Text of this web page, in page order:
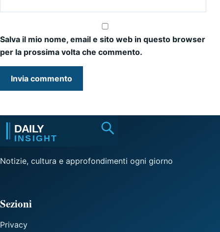
Salva il mio nome, email e sito web in questo browser
per la prossima volta che commento.
Notizie, cultura e approfondimenti ogni giorno
Sezioni
Privacy